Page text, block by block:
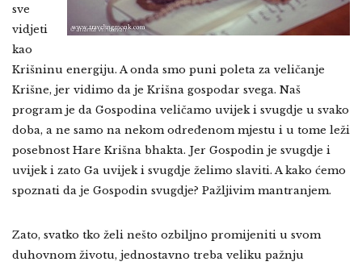
sve
vidjeti
kao
Krišninu energiju. A onda smo puni poleta za veličanje
Krišne, jer vidimo da je Krišna gospodar svega. Naš
program je da Gospodina veličamo uvijek i svugdje u svako
doba, a ne samo na nekom određenom mjestu i u tome leži
posebnost Hare Krišna bhakta. Jer Gospodin je svugdje i
uvijek i zato Ga uvijek i svugdje želimo slaviti. A kako ćemo
spoznati da je Gospodin svugdje? Pažljivim mantranjem.
Zato, svatko tko želi nešto ozbiljno promijeniti u svom
duhovnom životu, jednostavno treba veliku pažnju